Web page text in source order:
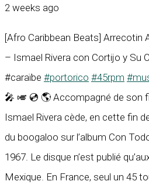
2 weeks ago
[Afro Caribbean Beats] Arrecotin
– Ismael Rivera con Cortijo y Su
#caraïbe #portorico #45rpm
🎤 🎺 💿 🌎 Accompagné de son
Ismael Rivera cède, en cette fin
du boogaloo sur l’album Con
1967. Le disque n’est publié
Mexique. En France, seul un 45